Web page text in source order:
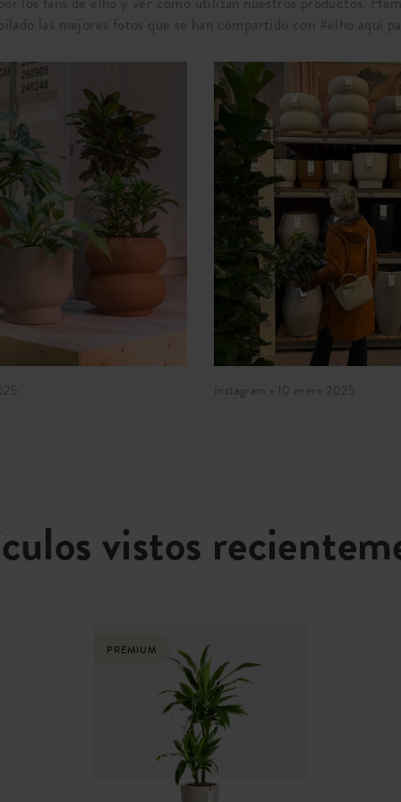
las mejores fotos que se han compartido con #elho aquí
Instagram • 10 enero 2025
vistos
PREMIUM